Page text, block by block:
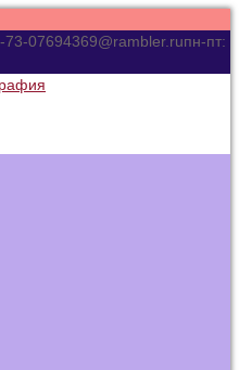
73-07694369@rambler.ruпн-пт: